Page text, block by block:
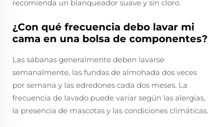
recomienda un blanqueador suave y sin cloro.
¿Con qué frecuencia debo lavar mi
cama en una bolsa de componentes?
Las sábanas generalmente deben lavarse
semanalmente, las fundas de almohada dos veces
por semana y las edredones cada dos meses. La
frecuencia de lavado puede variar según las alergias,
la presencia de mascotas y las condiciones climáticas.